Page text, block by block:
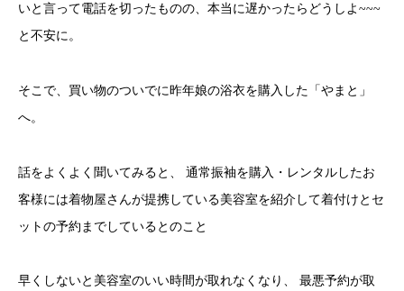
いと言って電話を切ったものの、本当に遅かったらどうしよ~~~
と不安に。
そこで、買い物のついでに昨年娘の浴衣を購入した「やまと」
へ。
話をよくよく聞いてみると、 通常振袖を購入・レンタルしたお
客様には着物屋さんが提携している美容室を紹介して着付けとセ
ットの予約までしているとのこと
早くしないと美容室のいい時間が取れなくなり、 最悪予約が取